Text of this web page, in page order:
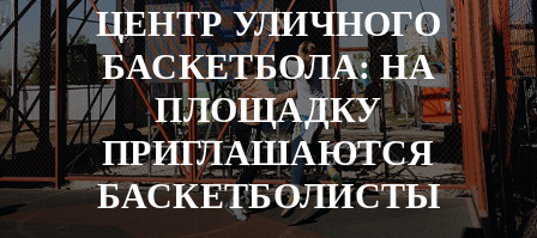
ЦЕНТР УЛИЧНОГО
БАСКЕТБОЛА: НА
ПЛОЩАДКУ
ПРИГЛАШАЮТСЯ
БАСКЕТБОЛИСТЫ